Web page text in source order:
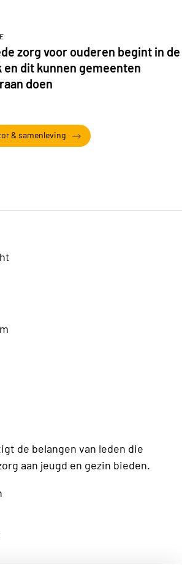
zorg voor ouderen begint in de
en dit kunnen gemeenten
doen
& samenleving
de belangen van leden die
aan jeugd en gezin bieden.